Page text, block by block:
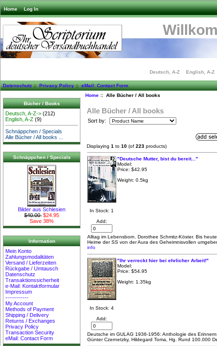
Home Log In
Deutsch, A-Z English, A-Z
Datenschutz::Privacy Policy::eMail: Contact Form
Bücher / Books
Deutsch, A-Z-> (212)
English, A-Z (9)
Schnäppchen / Specials
Alle Bücher / All books ...
Schnäppchen / Specials
Bilder aus Schlesien
$40.00 $24.95
Save 38%
Information
Mein Konto
Zahlungsmodalitäten
Versand / Lieferzeiten
Rückgabe / Umtausch
Datenschutz
Transaktionssicherheit
e-Mail: Kontaktformular
Impressum
------------
My Account
Methods of Payment
Shipping / Delivery
Returns / Exchanges
Privacy Policy
Transaction Security
eMail: Contact Form
Home:: Alle Bücher / All books
Alle Bücher / All books
Sort by:
Displaying 1 to 10 (of 223 products)
In Stock: 1
Add:
"Deutsche Mutter, bist du bereit..."
Model:
Price: $42.95
Weight: 0.5kg
Alltag im Lebensborn. Dorothee Schmitz-Köster. Bis
Heime der SS von der Aura des Geheimnisvollen
info
In Stock: 4
Add:
"Ihr verreckt hier bei ehrlicher Arbeit!"
Model:
Price: $54.95
Weight: 1.35kg
Deutsche im GULAG 1936-1956: Anthologie des
Günter Czernetzky, Hildegard Toma, Hg. Rund 100.000